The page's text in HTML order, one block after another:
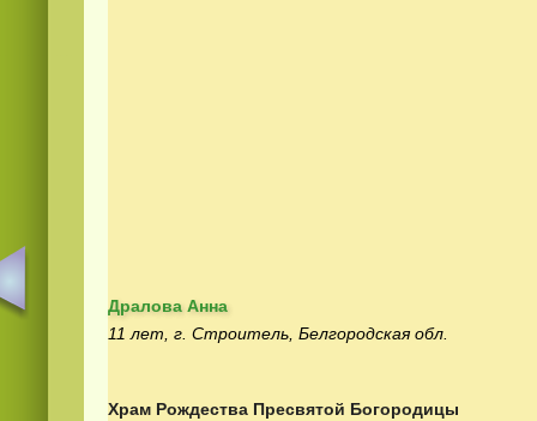
Дралова Анна
11 лет, г. Строитель, Белгородская обл.
Храм Рождества Пресвятой Богородицы